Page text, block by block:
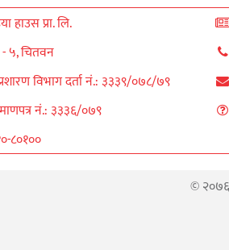
हाउस प्रा. लि.
५, चितवन
विभाग दर्ता नं.: ३३३९/०७८/७९
नं.: ३३३६/०७९
८०१००
©